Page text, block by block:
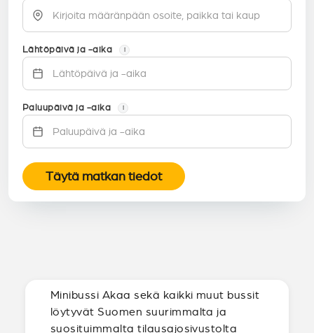
Lähtöpäivä ja -aika i
Paluupäivä ja -aika i
Täytä matkan tiedot
Minibussi Akaa sekä kaikki muut bussit
löytyvät Suomen suurimmalta ja
suosituimmalta tilausajosivustolta